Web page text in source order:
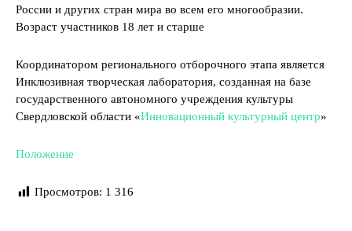
России и других стран мира во всем его многообразии.
Возраст участников 18 лет и старше
Координатором регионального отборочного этапа является
Инклюзивная творческая лаборатория, созданная на базе
государственного автономного учреждения культуры
Свердловской области «Инновационный культурный центр»
Положение
Просмотров: 1 316